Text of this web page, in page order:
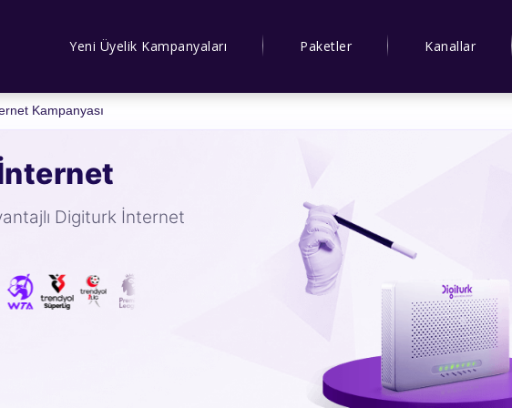
Yeni Üyelik Kampanyaları Paketler Kanallar
Kampanyası
Digiturk İnternet